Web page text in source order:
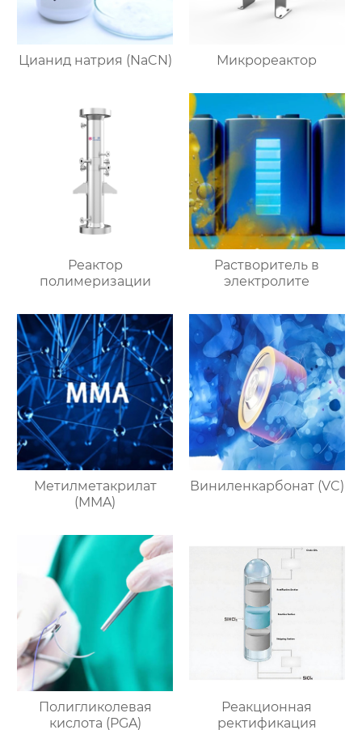
Цианид натрия (NaCN) Микрореактор
Реактор
полимеризации
Растворитель в
электролите
Метилметакрилат
(MMA)
Виниленкарбонат (VC)
Полигликолевая
кислота (PGA)
Реакционная
ректификация